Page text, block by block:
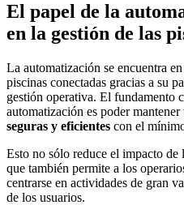
El papel de la
en la gestión de las
La automatización se encuentra
piscinas conectadas gracias a su
gestión operativa. El fundamento
automatización es poder mantener
seguras y eficientes con el
Esto no sólo reduce el impacto de
que también permite a los
centrarse en actividades de gran
de los usuarios.